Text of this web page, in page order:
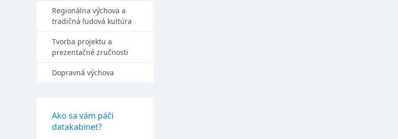
Regionálna výchova a
tradičná ľudová kultúra
Tvorba projektu a
prezentačné zručnosti
Dopravná výchova
Ako sa vám páči
datakabinet?